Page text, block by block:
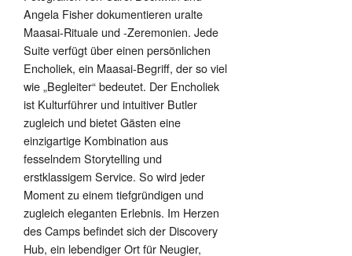
Angela Fisher dokumentieren uralte
Maasai-Rituale und -Zeremonien. Jede
Suite verfügt über einen persönlichen
Encholiek, ein Maasai-Begriff, der so viel
wie „Begleiter“ bedeutet. Der Encholiek
ist Kulturführer und intuitiver Butler
zugleich und bietet Gästen eine
einzigartige Kombination aus
fesselndem Storytelling und
erstklassigem Service. So wird jeder
Moment zu einem tiefgründigen und
zugleich eleganten Erlebnis. Im Herzen
des Camps befindet sich der Discovery
Hub, ein lebendiger Ort für Neugier,